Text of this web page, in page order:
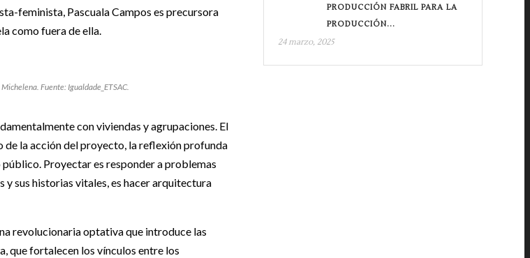
feminista, Pascuala Campos es precursora
como fuera de ella.
Fuente: Igualdade_ETSAC.
con viviendas y agrupaciones. El
de la acción del proyecto, la reflexión profunda
Proyectar es responder a problemas
y sus historias vitales, es hacer arquitectura
revolucionaria optativa que introduce las
que fortalecen los vínculos entre los
PRODUCCIÓN FABRIL PARA LA
PRODUCCIÓN...
24 marzo, 2025